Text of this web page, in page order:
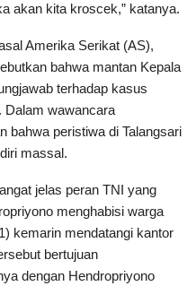
akan kita kroscek,” katanya.
Amerika Serikat (AS),
bahwa mantan Kepala
terhadap kasus
Dalam wawancara
bahwa peristiwa di Talangsari
massal.
jelas peran TNI yang
menghabisi warga
kemarin mendatangi kantor
bertujuan
dengan Hendropriyono